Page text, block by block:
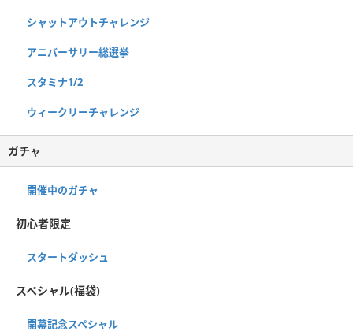
シャットアウトチャレンジ
アニバーサリー総選挙
スタミナ1/2
ウィークリーチャレンジ
ガチャ
開催中のガチャ
初心者限定
スタートダッシュ
スペシャル(福袋)
開幕記念スペシャル